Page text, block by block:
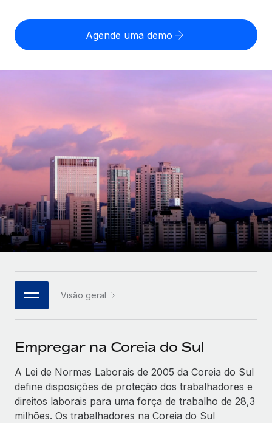
entidades
Perguntar a um especialista
Obtenha apoio especializado em RH e
conformidade globais
Comparar a Remote
Veja como nos comparamos com os outros
Parceiros tecnológicos estratégicos
Integre os RH globais na sua plataforma de forma
flexível
CASE STUDIES
English
Deutsch
Español
Português (Portugal)
日本語
한국어
中文（简体）
Início de sessão
Agende uma demo
Visão geral
Empregar na Coreia do Sul
A Lei de Normas Laborais de 2005 da Coreia do Sul
define disposições de proteção dos trabalhadores e
direitos laborais para uma força de trabalho de 28,3
milhões. Os trabalhadores na Coreia do Sul